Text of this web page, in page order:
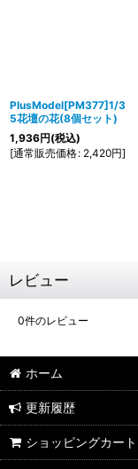
PlusModel[PM377]1/3
5花壇の花(8個セット)
1,936円(税込)
[通常販売価格: 2,420円]
レビュー
0件のレビュー
ホーム
更新履歴
ショッピングカート